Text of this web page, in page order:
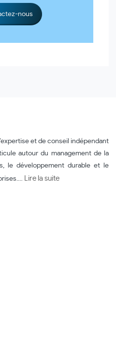
nous
et de conseil indépendant
autour du management de la
le développement durable et le
Lire la suite